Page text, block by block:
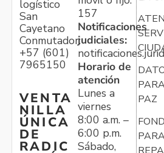
logístico
San
Cayetano
Conmutador:
+57 (601)
7965150
VENTA
NILLA
ÚNICA
DE
RADIC
157
Notificaciones
judiciales:
Horario de
atención
Lunes a
viernes
8:00 a.m. –
6:00 p.m.
Sábado,
PAZ